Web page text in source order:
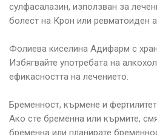
сулфасалазин, използван за
болест на Крон или ревматоиден
Фолиева киселина Адифарм с
Избягвайте употребата на
ефикасността на лечението.
Бременност, кърмене и фертилитет
Ако сте бременна или кърмите,
бременна или планирате